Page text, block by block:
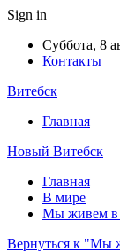
Sign in
Суббота, 8
Контакты
Витебск
Главная
Новый Витебск
Главная
В мире
Мы живем в
Вернуться к "Мы